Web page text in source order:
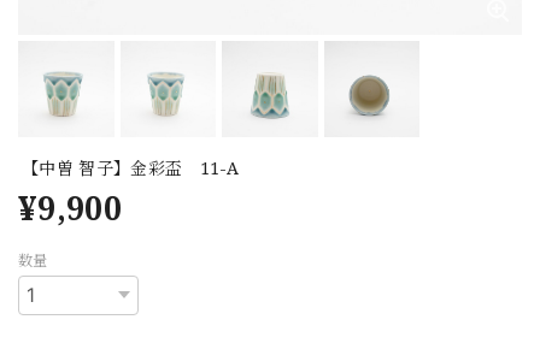
【中曽 智子】金彩盃 11-A
¥9,900
数量